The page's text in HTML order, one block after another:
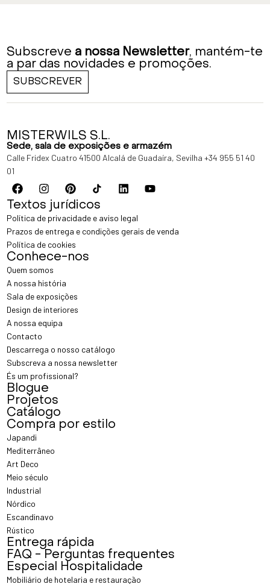
Subscreve a nossa Newsletter, mantém-te
a par das novidades e promoções.
SUBSCREVER
MISTERWILS S.L.
Sede, sala de exposições e armazém
Calle Fridex Cuatro 41500 Alcalá de Guadaíra, Sevilha +34 955 51 40
01
Textos jurídicos
Política de privacidade e aviso legal
Prazos de entrega e condições gerais de venda
Política de cookies
Conhece-nos
Quem somos
A nossa história
Sala de exposições
Design de interiores
A nossa equipa
Contacto
Descarrega o nosso catálogo
Subscreva a nossa newsletter
És um profissional?
Blogue
Projetos
Catálogo
Compra por estilo
Japandi
Mediterrâneo
Art Deco
Meio século
Industrial
Nórdico
Escandinavo
Rústico
Entrega rápida
FAQ - Perguntas frequentes
Especial Hospitalidade
Mobiliário de hotelaria e restauração